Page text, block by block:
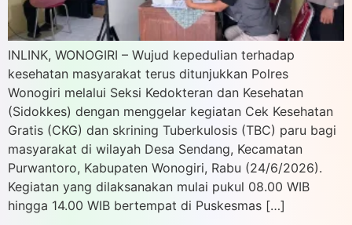
INLINK, WONOGIRI – Wujud kepedulian terhadap
kesehatan masyarakat terus ditunjukkan Polres
Wonogiri melalui Seksi Kedokteran dan Kesehatan
(Sidokkes) dengan menggelar kegiatan Cek Kesehatan
Gratis (CKG) dan skrining Tuberkulosis (TBC) paru bagi
masyarakat di wilayah Desa Sendang, Kecamatan
Purwantoro, Kabupaten Wonogiri, Rabu (24/6/2026).
Kegiatan yang dilaksanakan mulai pukul 08.00 WIB
hingga 14.00 WIB bertempat di Puskesmas […]